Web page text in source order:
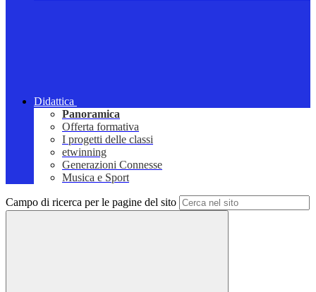
Didattica
Panoramica
Offerta formativa
I progetti delle classi
etwinning
Generazioni Connesse
Musica e Sport
Campo di ricerca per le pagine del sito